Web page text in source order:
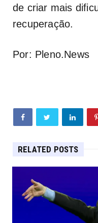
de criar mais
recuperação.
Por: Pleno.News
RELATED POSTS